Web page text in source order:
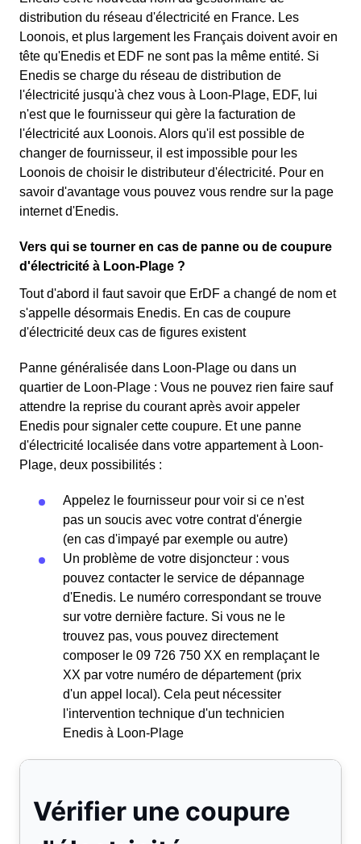
distribution du réseau d'électricité en France. Les
Loonois, et plus largement les Français doivent avoir en
tête qu'Enedis et EDF ne sont pas la même entité. Si
Enedis se charge du réseau de distribution de
l'électricité jusqu'à chez vous à Loon-Plage, EDF, lui
n'est que le fournisseur qui gère la facturation de
l'électricité aux Loonois. Alors qu'il est possible de
changer de fournisseur, il est impossible pour les
Loonois de choisir le distributeur d'électricité. Pour en
savoir d'avantage vous pouvez vous rendre sur la page
internet d'Enedis.
Vers qui se tourner en cas de panne ou de coupure
d'électricité à Loon-Plage ?
Tout d'abord il faut savoir que ErDF a changé de nom et
s'appelle désormais Enedis. En cas de coupure
d'électricité deux cas de figures existent
Panne généralisée dans Loon-Plage ou dans un
quartier de Loon-Plage : Vous ne pouvez rien faire sauf
attendre la reprise du courant après avoir appeler
Enedis pour signaler cette coupure. Et une panne
d'électricité localisée dans votre appartement à Loon-
Plage, deux possibilités :
Appelez le fournisseur pour voir si ce n'est
pas un soucis avec votre contrat d'énergie
(en cas d'impayé par exemple ou autre)
Un problème de votre disjoncteur : vous
pouvez contacter le service de dépannage
d'Enedis. Le numéro correspondant se trouve
sur votre dernière facture. Si vous ne le
trouvez pas, vous pouvez directement
composer le 09 726 750 XX en remplaçant le
XX par votre numéro de département (prix
d'un appel local). Cela peut nécessiter
l'intervention technique d'un technicien
Enedis à Loon-Plage